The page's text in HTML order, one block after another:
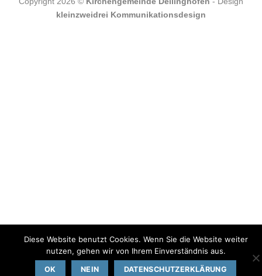
kleinzweidrei Kommunikationsdesign
Diese Website benutzt Cookies. Wenn Sie die Website weiter
nutzen, gehen wir von Ihrem Einverständnis aus.
OK NEIN DATENSCHUTZERKLÄRUNG